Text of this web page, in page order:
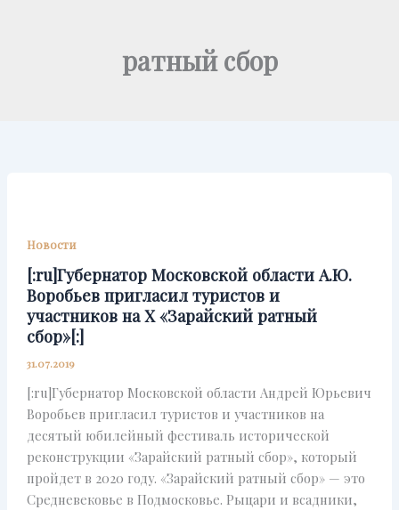
ратный сбор
Новости
[:ru]Губернатор Московской области А.Ю.
Воробьев пригласил туристов и
участников на X «Зарайский ратный
сбор»[:]
31.07.2019
[:ru]Губернатор Московской области Андрей Юрьевич
Воробьев пригласил туристов и участников на
десятый юбилейный фестиваль исторической
реконструкции «Зарайский ратный сбор», который
пройдет в 2020 году. «Зарайский ратный сбор» — это
Средневековье в Подмосковье. Рыцари и всадники,